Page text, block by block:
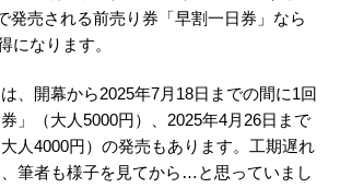
発売される前売り券「早割一日券」なら
になります。
、開幕から2025年7月18日までの間に1回
」（大人5000円）、2025年4月26日まで
人4000円）の発売もあります。工期遅れ
筆者も様子を見てから…と思っていまし